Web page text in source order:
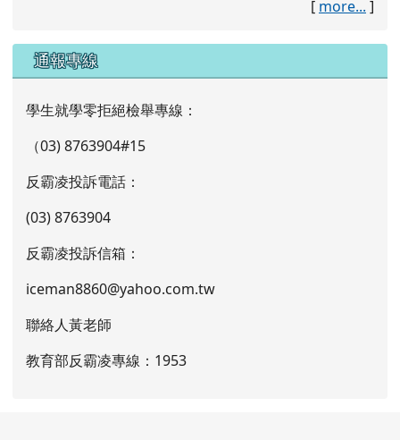
[ more... ]
通報專線
學生就學零拒絕檢舉專線：
（03) 8763904#15
反霸凌投訴電話：
(03) 8763904
反霸凌投訴信箱：
iceman8860@yahoo.com.tw
聯絡人黃老師
教育部反霸凌專線：1953